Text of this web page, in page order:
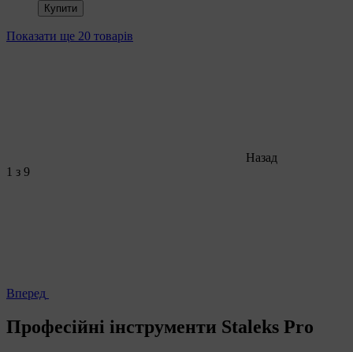
Купити
Показати ще 20 товарів
Назад
1 з 9
Вперед
Професійні інструменти Staleks Pro